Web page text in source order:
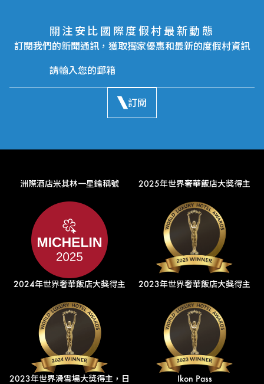
關注安比國際度假村最新動態
訂閱我們的新聞通訊，獲取獨家優惠和最新的度假村資訊
訂閱
洲際酒店米其林一星鑰稱號 2025年世界奢華飯店大獎得主
2024年世界奢華飯店大獎得主 2023年世界奢華飯店大獎得主
2023年世界滑雪場大獎得主，日
Ikon Pass